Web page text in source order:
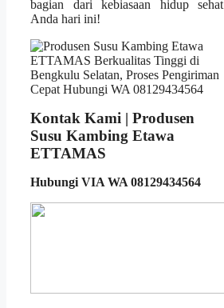
bagian dari kebiasaan hidup sehat
Anda hari ini!
Kontak Kami | Produsen
Susu Kambing Etawa
ETTAMAS
Hubungi VIA WA 08129434564